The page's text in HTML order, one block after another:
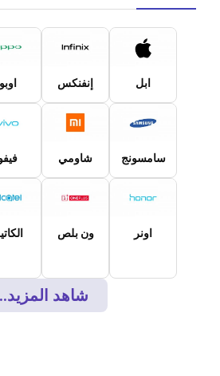
ابل إنفنكس اوبو
سامسونج شاومي
اونر ون بلص
شاهد